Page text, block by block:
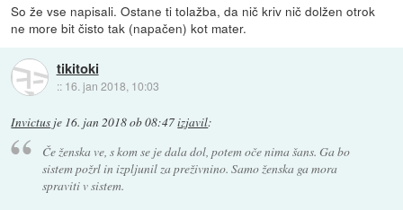
So že vse napisali. Ostane ti tolažba, da nič kriv nič dolžen otrok
ne more bit čisto tak (napačen) kot mater.
tikitoki
:: 16. jan 2018, 10:03
Invictus je 16. jan 2018 ob 08:47izjavil:
Če ženska ve, s kom se je dala dol, potem oče nima šans. Ga bo
sistem požrl in izpljunil za preživnino. Samo ženska ga mora
spraviti v sistem.